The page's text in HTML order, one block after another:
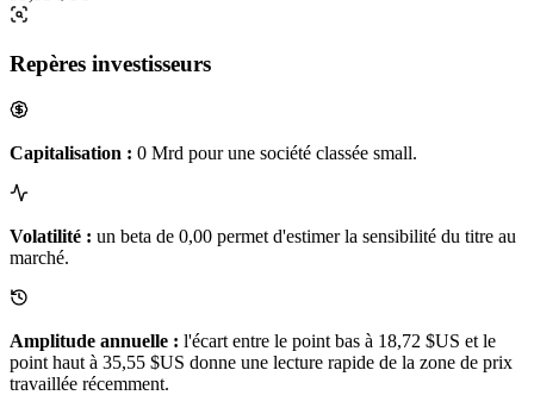
Repères investisseurs
Capitalisation : 0 Mrd pour une société classée small.
Volatilité : un beta de 0,00 permet d'estimer la sensibilité du titre au
marché.
Amplitude annuelle : l'écart entre le point bas à 18,72 $US et le
point haut à 35,55 $US donne une lecture rapide de la zone de prix
travaillée récemment.